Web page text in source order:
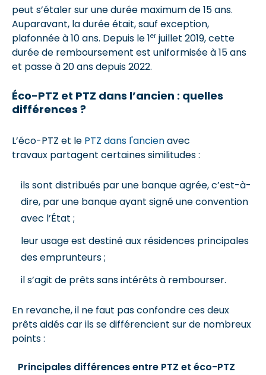
peut s’étaler sur une durée maximum de 15 ans.
Auparavant, la durée était, sauf exception,
plafonnée à 10 ans. Depuis le 1er juillet 2019, cette
durée de remboursement est uniformisée à 15 ans
et passe à 20 ans depuis 2022.
Éco-PTZ et PTZ dans l’ancien : quelles
différences ?
L’éco-PTZ et le PTZ dans l'ancienavec
travaux partagent certaines similitudes :
ils sont distribués par une banque agrée, c’est-à-
dire, par une banque ayant signé une convention
avec l’État ;
leur usage est destiné aux résidences principales
des emprunteurs ;
il s’agit de prêts sans intérêts à rembourser.
En revanche, il ne faut pas confondre ces deux
prêts aidés car ils se différencient sur de nombreux
points :
Principales différences entre PTZ et éco-PTZ